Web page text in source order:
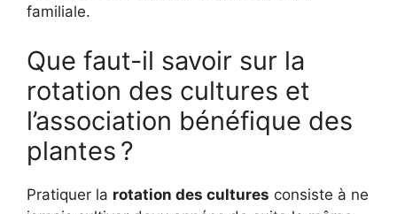
familiale.
Que faut-il savoir sur la
rotation des cultures et
l’association bénéfique des
plantes ?
Pratiquer la rotation des cultures consiste à ne